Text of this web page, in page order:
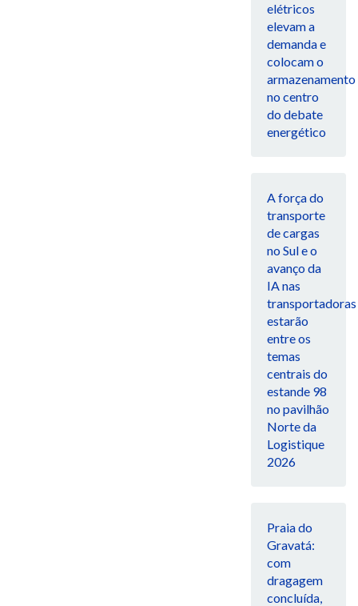
elétricos
elevam a
demanda e
colocam o
armazenamento
no centro
do debate
energético
A força do
transporte
de cargas
no Sul e o
avanço da
IA nas
transportadoras
estarão
entre os
temas
centrais do
estande 98
no pavilhão
Norte da
Logistique
2026
Praia do
Gravatá:
com
dragagem
concluída,